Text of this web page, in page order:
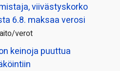
viivästyskorko
6.8. maksaa verosi
verot
keinoja puuttua